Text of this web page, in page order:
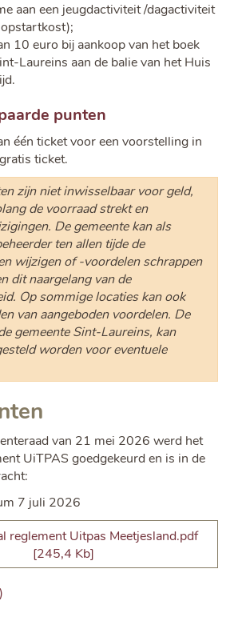
aan een jeugdactiviteit /dagactiviteit
10 euro bij aankoop van het boek
Laureins aan de balie van het Huis
punten
één ticket voor een voorstelling in
ticket.
zijn niet inwisselbaar voor geld,
de voorraad strekt en
De gemeente kan als
ten allen tijde de
wijzigen of -voordelen schrappen
dit naargelang van de
Op sommige locaties kan ook
van aangeboden voordelen. De
gemeente Sint-Laureins, kan
worden voor eventuele
van 21 mei 2026 werd het
UiTPAS goedgekeurd en is in de
7 juli 2026
reglement Uitpas Meetjesland.pdf
245,4 Kb